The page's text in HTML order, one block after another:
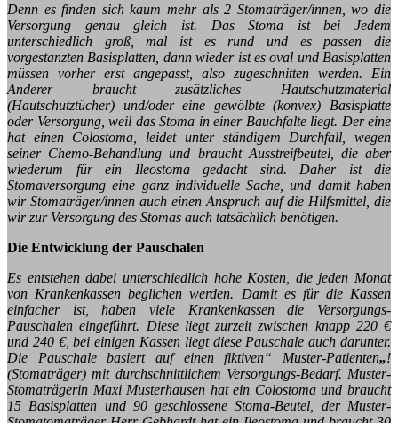
Denn es finden sich kaum mehr als 2 Stomaträger/innen, wo die
Versorgung genau gleich ist. Das Stoma ist bei Jedem
unterschiedlich groß, mal ist es rund und es passen die
vorgestanzten Basisplatten, dann wieder ist es oval und Basisplatten
müssen vorher erst angepasst, also zugeschnitten werden. Ein
Anderer braucht zusätzliches Hautschutzmaterial
(Hautschutztücher) und/oder eine gewölbte (konvex) Basisplatte
oder Versorgung, weil das Stoma in einer Bauchfalte liegt. Der eine
hat einen Colostoma, leidet unter ständigem Durchfall, wegen
seiner Chemo-Behandlung und braucht Ausstreifbeutel, die aber
wiederum für ein Ileostoma gedacht sind. Daher ist die
Stomaversorgung eine ganz individuelle Sache, und damit haben
wir Stomaträger/innen auch einen Anspruch auf die Hilfsmittel, die
wir zur Versorgung des Stomas auch tatsächlich benötigen.
Die Entwicklung der Pauschalen
Es entstehen dabei unterschiedlich hohe Kosten, die jeden Monat
von Krankenkassen beglichen werden. Damit es für die Kassen
einfacher ist, haben viele Krankenkassen die Versorgungs-
Pauschalen eingeführt. Diese liegt zurzeit zwischen knapp 220 €
und 240 €, bei einigen Kassen liegt diese Pauschale auch darunter.
Die Pauschale basiert auf einen fiktiven“ Muster-Patienten„!
(Stomaträger) mit durchschnittlichem Versorgungs-Bedarf. Muster-
Stomaträgerin Maxi Musterhausen hat ein Colostoma und braucht
15 Basisplatten und 90 geschlossene Stoma-Beutel, der Muster-